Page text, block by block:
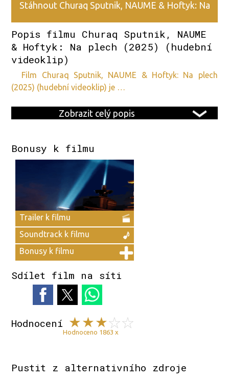
Stáhnout Churaq Sputnik, NAUME & Hoftyk: Na
plech (2025) (hudební videoklip) v HD kvalitě
Popis filmu Churaq Sputnik, NAUME
& Hoftyk: Na plech (2025) (hudební
videoklip)
film Churaq Sputnik, NAUME & Hoftyk: Na plech
(2025) (hudební videoklip) je …
Zobrazit celý popis
Bonusy k filmu
Trailer k filmu
Soundtrack k filmu
Bonusy k filmu
Sdílet film na síti
Hodnocení
Hodnoceno 1863 x
Pustit z alternativního zdroje